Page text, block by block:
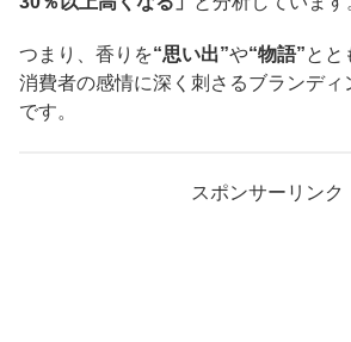
つまり、香りを“思い出”や“物語”とと
消費者の感情に深く刺さるブランディ
です。
スポンサーリンク